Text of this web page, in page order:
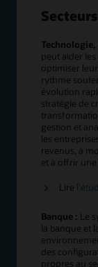
peut aider
optimiser
rythme
évolution
stratégie de
gestion et
les
revenus, à
et à offrir une
Lire
Banque : Le
la banque et
des
propres au